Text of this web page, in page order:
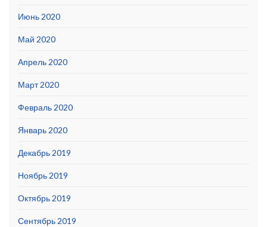
Июнь 2020
Май 2020
Апрель 2020
Март 2020
Февраль 2020
Январь 2020
Декабрь 2019
Ноябрь 2019
Октябрь 2019
Сентябрь 2019